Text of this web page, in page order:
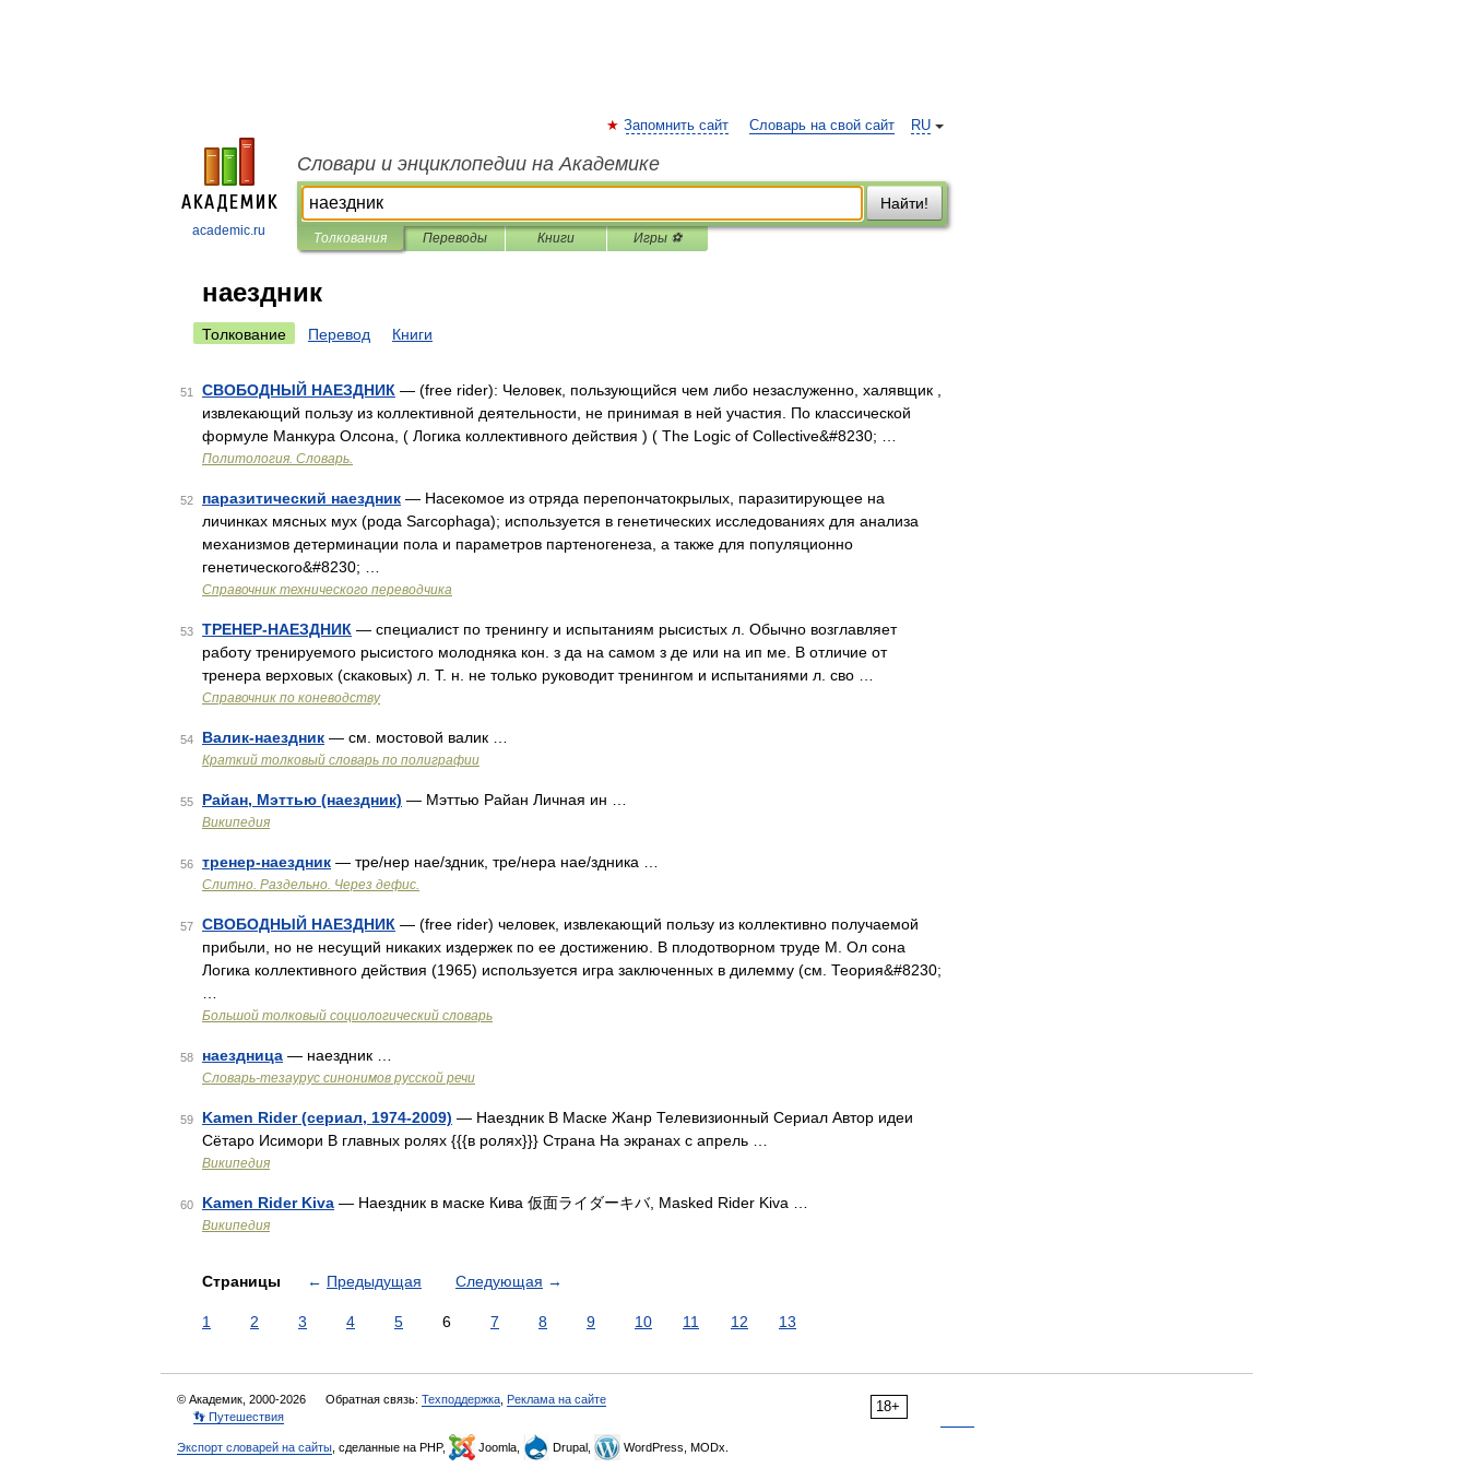
academic.ru
RU
Запомнить сайт Словарь на свой сайт
Словари и энциклопедии на Академике
Найти!
Толкования Переводы Книги Игры ⚽
наездник
Толкование Перевод Книги
51 СВОБОДНЫЙ НАЕЗДНИК — (free rider): Человек, пользующийся чем либо незаслуженно, халявщик ,
извлекающий пользу из коллективной деятельности, не принимая в ней участия. По классической
формуле Манкура Олсона, ( Логика коллективного действия ) ( The Logic of Collective&#8230; …
Политология. Словарь.
52 паразитический наездник — Насекомое из отряда перепончатокрылых, паразитирующее на
личинках мясных мух (рода Sarcophaga); используется в генетических исследованиях для анализа
механизмов детерминации пола и параметров партеногенеза, а также для популяционно
генетического&#8230; …
Справочник технического переводчика
53 ТРЕНЕР-НАЕЗДНИК — специалист по тренингу и испытаниям рысистых л. Обычно возглавляет
работу тренируемого рысистого молодняка кон. з да на самом з де или на ип ме. В отличие от
тренера верховых (скаковых) л. Т. н. не только руководит тренингом и испытаниями л. сво …
Справочник по коневодству
54 Валик-наездник — см. мостовой валик …
Краткий толковый словарь по полиграфии
55 Райан, Мэттью (наездник) — Мэттью Райан Личная ин …
Википедия
56 тренер-наездник — тре/нер нае/здник, тре/нера нае/здника …
Слитно. Раздельно. Через дефис.
57 СВОБОДНЫЙ НАЕЗДНИК — (free rider) человек, извлекающий пользу из коллективно получаемой
прибыли, но не несущий никаких издержек по ее достижению. В плодотворном труде М. Ол сона
Логика коллективного действия (1965) используется игра заключенных в дилемму (см. Теория&#8230;
Большой толковый социологический словарь
58 наездница — наездник …
Словарь-тезаурус синонимов русской речи
59 Kamen Rider (сериал, 1974-2009) — Наездник В Маске Жанр Телевизионный Сериал Автор идеи
Сётаро Исимори В главных ролях {{{в ролях}}} Страна На экранах с апрель …
Википедия
60 Kamen Rider Kiva — Наездник в маске Кива 仮面ライダーキバ, Masked Rider Kiva …
Википедия
Страницы ← Предыдущая Следующая →
1 2 3 4 5 6 7 8 9 10 11 12 13
18+
© Академик, 2000-2026 Обратная связь: Техподдержка Реклама на сайте
👣 Путешествия
Экспорт словарей на сайты , сделанные на PHP, Joomla, Drupal, WordPress, MODx.